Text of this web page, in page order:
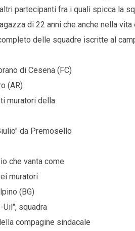
partecipanti fra i quali spicca la
di 22 anni che anche nella
delle squadre iscritte al
di Cesena (FC)
(AR)
muratori della
da Premosello
che vanta come
muratori
(BG)
squadra
compagine sindacale